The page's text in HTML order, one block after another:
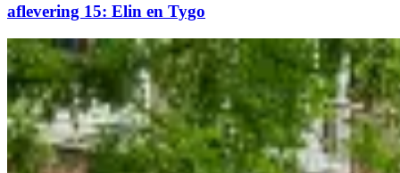
aflevering 15: Elin en Tygo